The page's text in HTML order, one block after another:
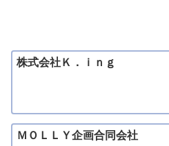
株式会社Ｋ．ｉｎｇ
ＭＯＬＬＹ企画合同会社